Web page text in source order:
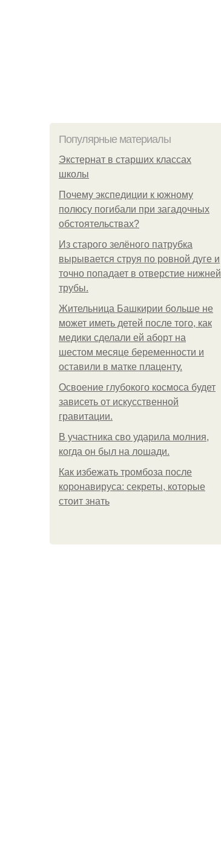
Популярные материалы
Экстернат в старших классах
школы
Почему экспедиции к южному
полюсу погибали при загадочных
обстоятельствах?
Из старого зелёного патрубка
вырывается струя по ровной дуге и
точно попадает в отверстие нижней
трубы.
Жительница Башкирии больше не
может иметь детей после того, как
медики сделали ей аборт на
шестом месяце беременности и
оставили в матке плаценту.
Освоение глубокого космоса будет
зависеть от искусственной
гравитации.
В участника сво ударила молния,
когда он был на лошади.
Как избежать тромбоза после
коронавируса: секреты, которые
стоит знать